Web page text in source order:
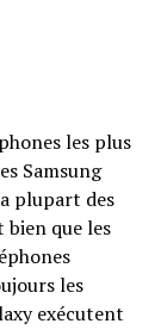
les plus
Samsung
plupart des
que les
les
exécutent